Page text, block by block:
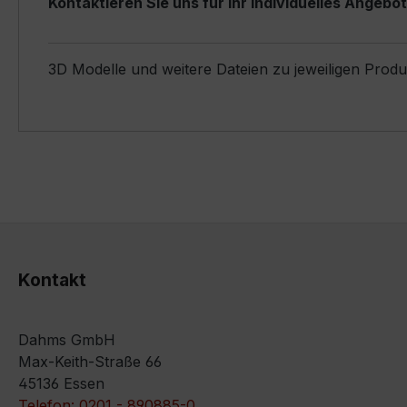
3D Modelle und weitere Dateien zu jeweiligen
Kontakt
Dahms GmbH
Max-Keith-Straße 66
45136 Essen